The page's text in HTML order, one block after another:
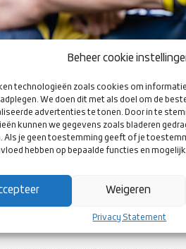
Beheer cookie
technologieën zoals cookies om
We doen dit met als doel om de
advertenties te tonen. Door in te
kunnen we gegevens zoals bladeren
Als je geen toestemming geeft of je
hebben op bepaalde functies en
Weigeren
Privacy Statement
1 IN DEN HAAG